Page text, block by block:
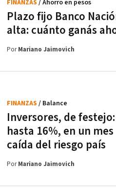
Plazo fijo Banco
alta: cuánto ganás
FINANZAS / Ahorro en pesos
PorMariano Jaimovich
Inversores, de
hasta 16%, en un
caída del riesgo país
FINANZAS / Balance
PorMariano Jaimovich